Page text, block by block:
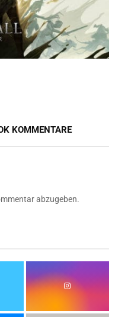
KOMMENTARE
abzugeben.